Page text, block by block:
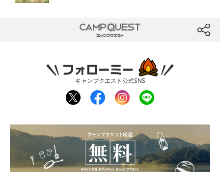
btn
CAMP QUEST
キャンプクエスト公式SNS
twit
ter
fac
ebo
inst
agr
line